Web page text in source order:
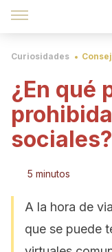
Curiosidades
¿En qué
sociales?
5 minutos
A la hora de
que se puede